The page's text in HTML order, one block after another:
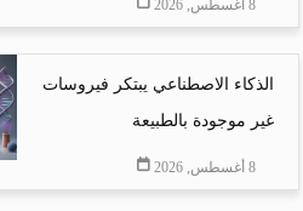
8 أغسطس, 2026
الذكاء الاصطناعي يبتكر فيروسات
غير موجودة بالطبيعة
8 أغسطس, 2026